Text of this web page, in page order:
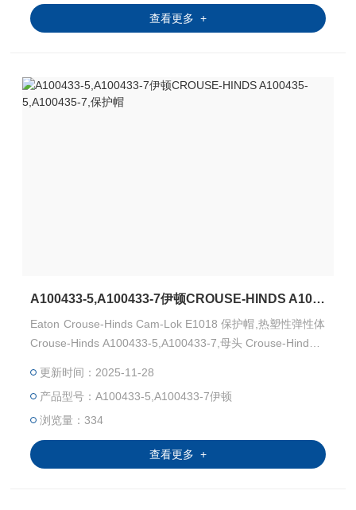
查看更多 +
A100433-5,A100433-7伊顿CROUSE-HINDS A100435-5,A100435-7,保护帽
Eaton Crouse-Hinds Cam-Lok E1018 保护帽,热塑性弹性体
Crouse-Hinds A100433-5,A100433-7,母头 Crouse-Hinds A
63,NEMA 3R
更新时间：2025-11-28
产品型号：A100433-5,A100433-7伊顿
浏览量：334
查看更多 +